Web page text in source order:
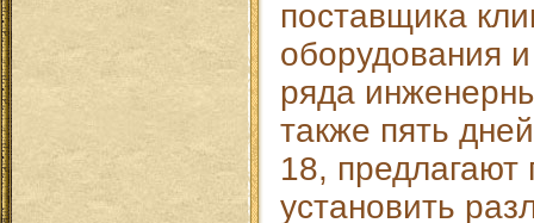
поставщика
оборудования
ряда
также пять
18, предлагают
установить